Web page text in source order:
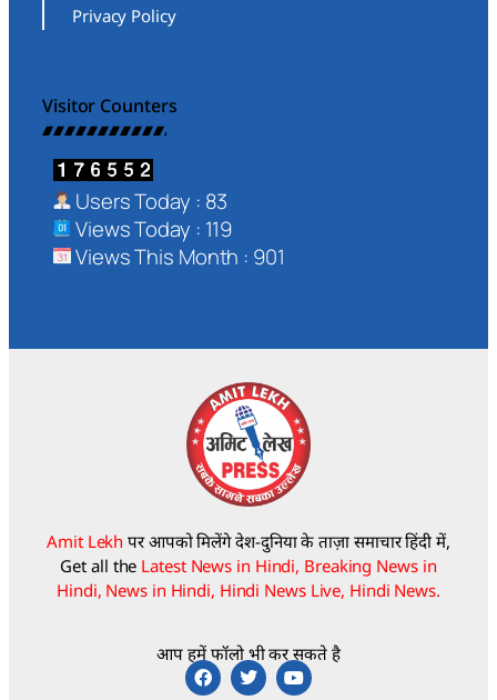
Privacy Policy
Visitor Counters
Users Today : 83
Views Today : 119
Views This Month : 901
Amit Lekh पर आपको मिलेंगे देश-दुनिया के ताज़ा समाचार हिंदी में,
Get all the Latest News in Hindi, Breaking News in
Hindi, News in Hindi, Hindi News Live, Hindi News.
आप हमें फॉलो भी कर सकते है